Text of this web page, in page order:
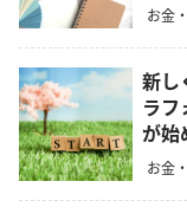
お金
新し
ラ
が始
お金